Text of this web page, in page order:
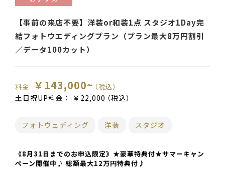
【事前の来店不要】洋装or和装1点 スタジオ1Day完
結フォトウエディングプラン（プラン最大8万円割引
／データ100カット）
料金 ￥143,000~（税込）
土日祝UP料金： ￥22,000（税込）
フォトウェディング 洋装 スタジオ
《8月31日までのお申込限定》★豪華特典付★サマーキャン
ペーン開催中♪ 総額最大12万円特典付♪